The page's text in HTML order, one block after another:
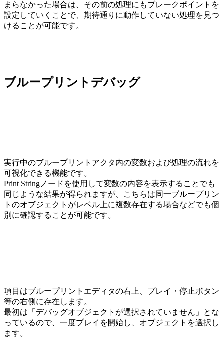
まらなかった場合は、その前の処理にもブレークポイントを
設定していくことで、期待通りに動作していない処理を見つ
けることが可能です。
ブループリントデバッグ
実行中のブループリントアクタ内の変数および処理の流れを
可視化できる機能です。
Print Stringノードを使用して変数の内容を表示することでも
同じような結果が得られますが、こちらは同一ブループリン
トのオブジェクトがレベル上に複数存在する場合などでも個
別に確認することが可能です。
項目はブループリントエディタの右上、プレイ・停止ボタン
等の右側に存在します。
最初は「デバッグオブジェクトが選択されていません」とな
っているので、一度プレイを開始し、オブジェクトを選択し
ます。